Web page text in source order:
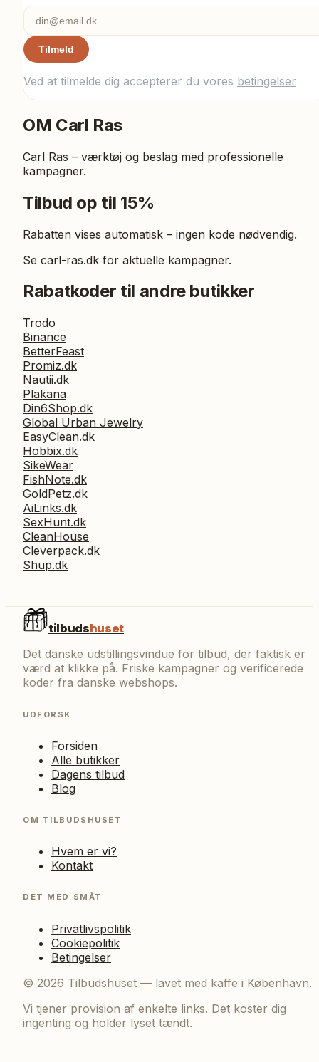
Tilmeld
Ved at tilmelde dig accepterer du vores betingelser
OM Carl Ras
Carl Ras – værktøj og beslag med professionelle
kampagner.
Tilbud op til 15%
Rabatten vises automatisk – ingen kode nødvendig.
Se carl-ras.dk for aktuelle kampagner.
Rabatkoder til andre butikker
Trodo
Binance
BetterFeast
Promiz.dk
Nautii.dk
Plakana
Din6Shop.dk
Global Urban Jewelry
EasyClean.dk
Hobbix.dk
SikeWear
FishNote.dk
GoldPetz.dk
AiLinks.dk
SexHunt.dk
CleanHouse
Cleverpack.dk
Shup.dk
tilbudshuset
Det danske udstillingsvindue for tilbud, der faktisk er
værd at klikke på. Friske kampagner og verificerede
koder fra danske webshops.
UDFORSK
Forsiden
Alle butikker
Dagens tilbud
Blog
OM TILBUDSHUSET
Hvem er vi?
Kontakt
DET MED SMÅT
Privatlivspolitik
Cookiepolitik
Betingelser
© 2026 Tilbudshuset — lavet med kaffe i København.
Vi tjener provision af enkelte links. Det koster dig
ingenting og holder lyset tændt.